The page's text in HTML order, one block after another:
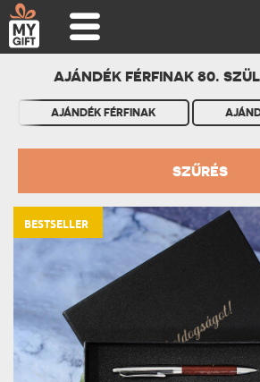
AJÁNDÉK FÉRFINAK 80.
AJÁNDÉK FÉRFINAK
SZŰRÉS
BESTSELLER